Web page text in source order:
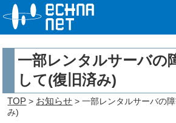
一部レンタルサーバの
して(復旧済み)
TOP > お知らせ > 一部レンタルサーバの
み)